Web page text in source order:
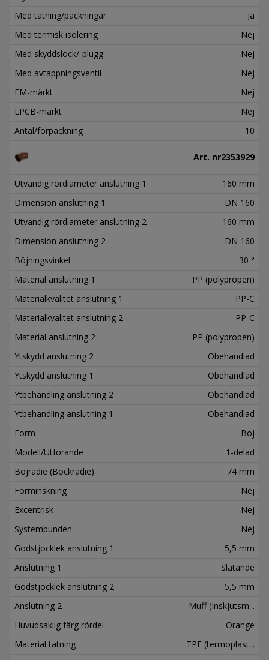
Med tätning/packningar
Ja
Med termisk isolering
Nej
Med skyddslock/-plugg
Nej
Med avtappningsventil
Nej
FM-märkt
Nej
LPCB-märkt
Nej
Antal/förpackning
10
Art. nr2353929
Utvändig rördiameter anslutning 1
160 mm
Dimension anslutning 1
DN 160
Utvändig rördiameter anslutning 2
160 mm
Dimension anslutning 2
DN 160
Böjningsvinkel
30 °
Material anslutning 1
PP (polypropen)
Materialkvalitet anslutning 1
PP-C
Materialkvalitet anslutning 2
PP-C
Material anslutning 2
PP (polypropen)
Ytskydd anslutning 2
Obehandlad
Ytskydd anslutning 1
Obehandlad
Ytbehandling anslutning 2
Obehandlad
Ytbehandling anslutning 1
Obehandlad
Form
Böj
Modell/Utförande
1-delad
Böjradie (Bockradie)
74 mm
Förminskning
Nej
Excentrisk
Nej
Systembunden
Nej
Godstjocklek anslutning 1
5,5 mm
Anslutning 1
Slätände
Godstjocklek anslutning 2
5,5 mm
Anslutning 2
Muff (Inskjutsm...
Huvudsaklig färg rördel
Orange
Material tätning
TPE (termoplast...